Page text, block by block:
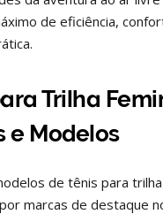
de eficiência,
Trilha
e Modelos
de tênis para
marcas de destaque